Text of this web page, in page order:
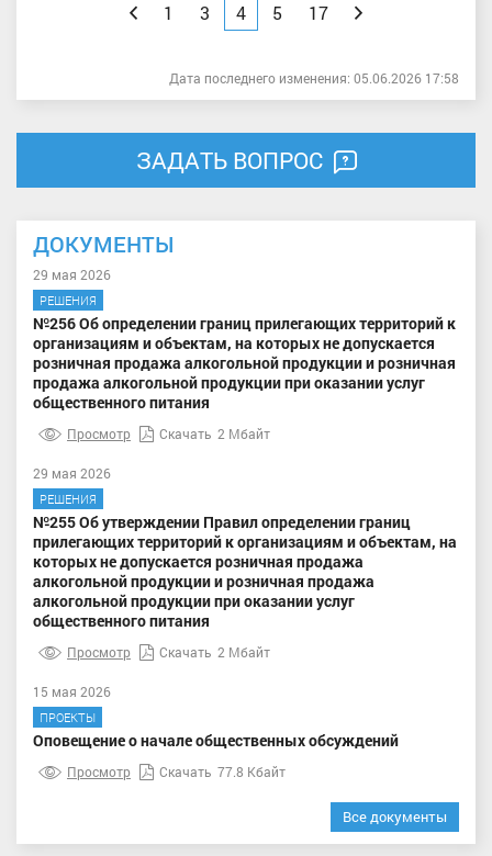
Назад
1 3 4 5 17 Вперед
Дата последнего изменения: 05.06.2026 17:58
ЗАДАТЬ ВОПРОС
ДОКУМЕНТЫ
29 мая 2026
РЕШЕНИЯ
№256 Об определении границ прилегающих территорий к
организациям и объектам, на которых не допускается
розничная продажа алкогольной продукции и розничная
продажа алкогольной продукции при оказании услуг
общественного питания
Просмотр Скачать 2 Мбайт
29 мая 2026
РЕШЕНИЯ
№255 Об утверждении Правил определении границ
прилегающих территорий к организациям и объектам, на
которых не допускается розничная продажа
алкогольной продукции и розничная продажа
алкогольной продукции при оказании услуг
общественного питания
Просмотр Скачать 2 Мбайт
15 мая 2026
ПРОЕКТЫ
Оповещение о начале общественных обсуждений
Просмотр Скачать 77.8 Кбайт
Все документы